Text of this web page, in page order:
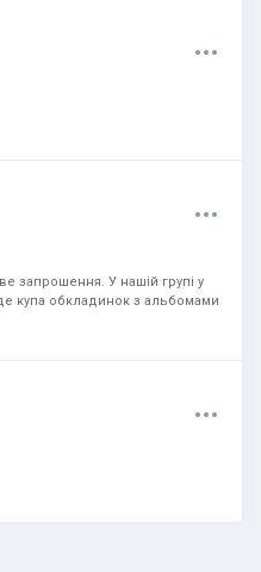
...
...
запрошення. У нашій групі у
купа обкладинок з альбомами
...